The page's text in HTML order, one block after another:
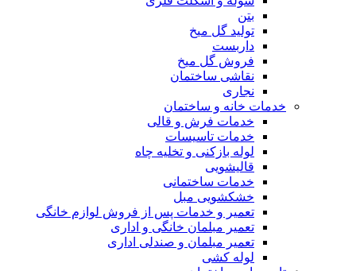
بتن
تولید گل میخ
داربست
فروش گل میخ
نقاشی ساختمان
نجاری
خدمات خانه و ساختمان
خدمات فرش و قالی
خدمات تاسیسات
لوله بازکنی و تخلیه چاه
قالیشویی
خدمات ساختمانی
خشکشویی مبل
تعمیر و خدمات پس از فروش لوازم خانگی
تعمیر مبلمان خانگی و اداری
تعمیر مبلمان و صندلی اداری
لوله کشی